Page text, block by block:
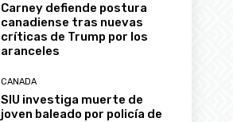
Carney defiende postura
canadiense tras nuevas
críticas de Trump por los
aranceles
CANADA
SIU investiga muerte de
joven baleado por policía de